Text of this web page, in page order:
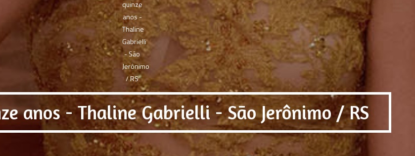
anos - Thaline Gabrielli - São Jerônimo / RS